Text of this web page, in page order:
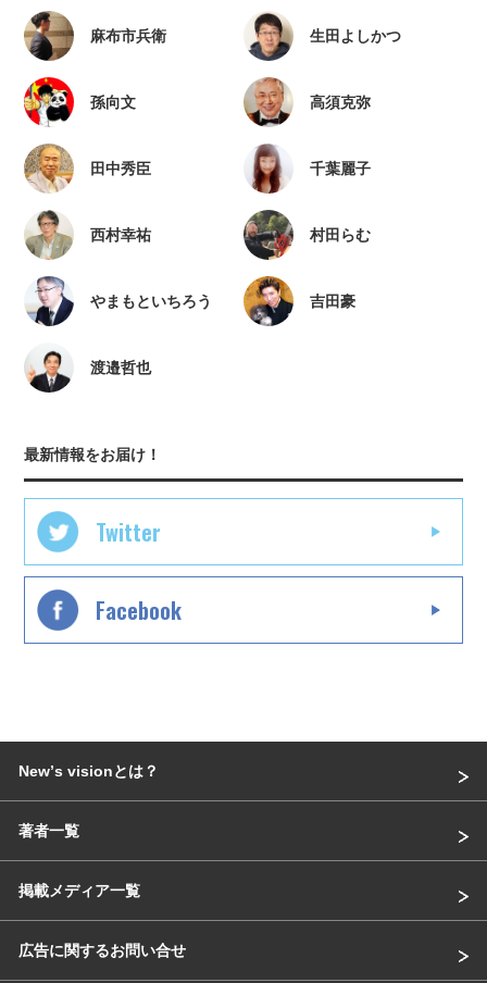
麻布市兵衛 生田よしかつ
孫向文 高須克弥
田中秀臣 千葉麗子
西村幸祐 村田らむ
やまもといちろう 吉田豪
渡邉哲也
最新情報をお届け！
Twitter
Facebook
Newʼs visionとは？
著者一覧
掲載メディア一覧
広告に関するお問い合せ